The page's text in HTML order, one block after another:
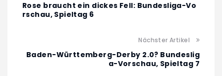
Rose braucht ein dickes Fell: Bundesliga-Vo
rschau, Spieltag 6
Nächster Artikel
Baden-Württemberg-Derby 2.0? Bundeslig
a-Vorschau, Spieltag 7